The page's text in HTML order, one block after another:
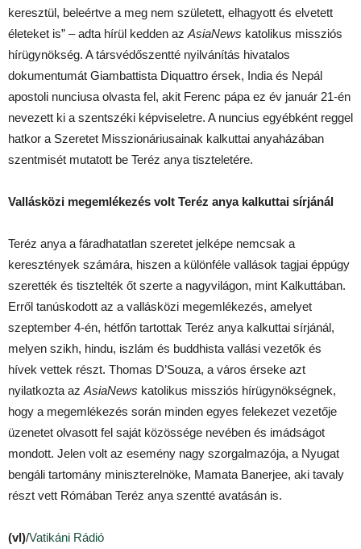
keresztül, beleértve a meg nem született, elhagyott és elvetett
életeket is” – adta hírül kedden az AsiaNews katolikus missziós
hírügynökség. A társvédőszentté nyilvánítás hivatalos
dokumentumát Giambattista Diquattro érsek, India és Nepál
apostoli nunciusa olvasta fel, akit Ferenc pápa ez év január 21-én
nevezett ki a szentszéki képviseletre. A nuncius egyébként reggel
hatkor a Szeretet Misszionáriusainak kalkuttai anyaházában
szentmisét mutatott be Teréz anya tiszteletére.
Vallásközi megemlékezés volt Teréz anya kalkuttai sírjánál
Teréz anya a fáradhatatlan szeretet jelképe nemcsak a
keresztények számára, hiszen a különféle vallások tagjai éppúgy
szerették és tisztelték őt szerte a nagyvilágon, mint Kalkuttában.
Erről tanúskodott az a vallásközi megemlékezés, amelyet
szeptember 4-én, hétfőn tartottak Teréz anya kalkuttai sírjánál,
melyen szikh, hindu, iszlám és buddhista vallási vezetők és
hívek vettek részt. Thomas D’Souza, a város érseke azt
nyilatkozta az AsiaNews katolikus missziós hírügynökségnek,
hogy a megemlékezés során minden egyes felekezet vezetője
üzenetet olvasott fel saját közössége nevében és imádságot
mondott. Jelen volt az esemény nagy szorgalmazója, a Nyugat
bengáli tartomány miniszterelnöke, Mamata Banerjee, aki tavaly
részt vett Rómában Teréz anya szentté avatásán is.
(vl)/Vatikáni Rádió